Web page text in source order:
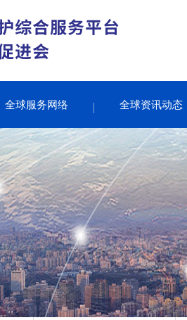
全球服务网络 全球资讯动态